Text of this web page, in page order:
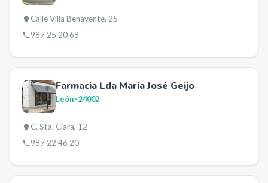
Calle Villa Benavente, 25
987 25 20 68
Farmacia Lda María José Geijo
León· 24002
C. Sta. Clara, 12
987 22 46 20